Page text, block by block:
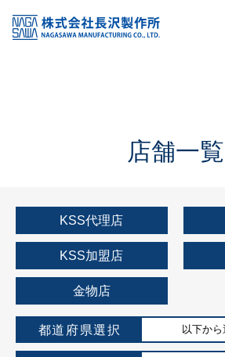
KSS加盟店・取扱店情報
店舗一覧
店舗一覧
KSS代理店
KSS加盟店
金物店
都道府県選択 以下か